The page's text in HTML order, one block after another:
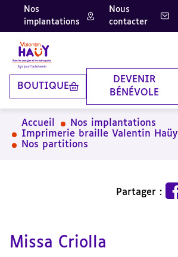
Aller
contenu
principal
Aller
pied
de
page
Aller
la
recherche
Nos
implantations
Nous
contacter
BOUTIQUE
DEVENIR
BÉNÉVOLE
Accueil
Nos implantations
Imprimerie braille Valentin Haüy
Nos partitions
Partager :
Missa Criolla